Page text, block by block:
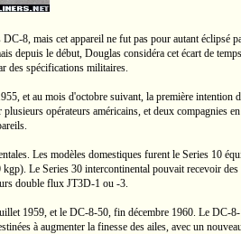
DC-8, mais cet appareil ne fut pas pour autant éclipsé
depuis le début, Douglas considéra cet écart de
des spécifications militaires.
et au mois d'octobre suivant, la première intention
opérateurs américains, et deux compagnies
Les modèles domestiques furent le Series 10
kgp). Le Series 30 intercontinental pouvait recevoir des
double flux JT3D-1 ou -3.
1959, et le DC-8-50, fin décembre 1960. Le DC-
à augmenter la finesse des ailes, avec un